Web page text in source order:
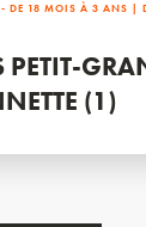
- DE 18 MOIS À 3 ANS |
PETIT-
(1)